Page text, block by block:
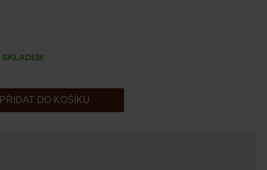
SKLADEM
PŘIDAT DO KOŠÍKU